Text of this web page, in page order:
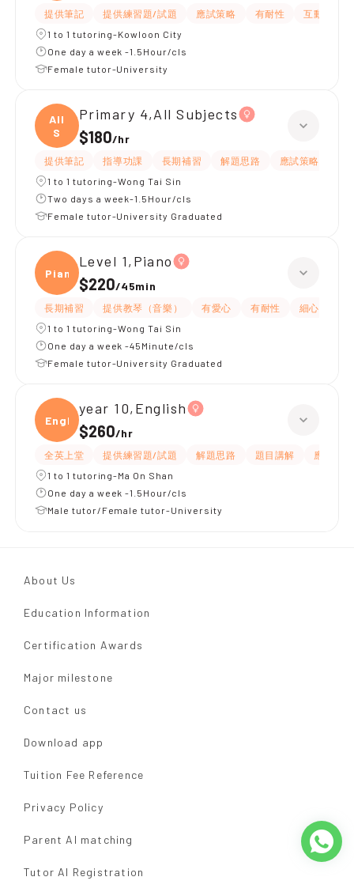
提供筆記 提供練習題/試題 應試策略 有耐性
互動教學
1 to 1 tutoring-Kowloon City
One day a week -1.5Hour/cls
Female tutor-University
All
S
Primary 4,All Subjects
$180/hr
提供筆記 指導功課 長期補習 解題思路 應試策略
1 to 1 tutoring-Wong Tai Sin
Two days a week-1.5Hour/cls
Female tutor-University Graduated
Piano
Level 1,Piano
$220/45min
長期補習 提供教琴（音樂） 有愛心 有耐性
細心
1 to 1 tutoring-Wong Tai Sin
One day a week -45Minute/cls
Female tutor-University Graduated
Engli
year 10,English
$260/hr
全英上堂 提供練習題/試題 解題思路 題目講解
應試策略
1 to 1 tutoring-Ma On Shan
One day a week -1.5Hour/cls
Male tutor/Female tutor-University
About Us
Education Information
Certification Awards
Major milestone
Contact us
Download app
Tuition Fee Reference
Privacy Policy
Parent AI matching
Tutor AI Registration